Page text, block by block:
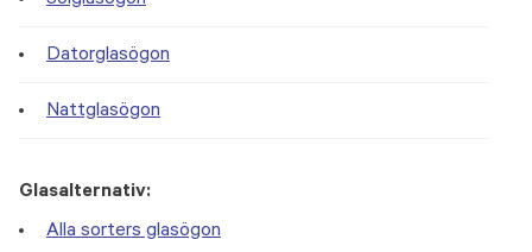
Datorglasögon
Nattglasögon
Glasalternativ:
Alla sorters glasögon